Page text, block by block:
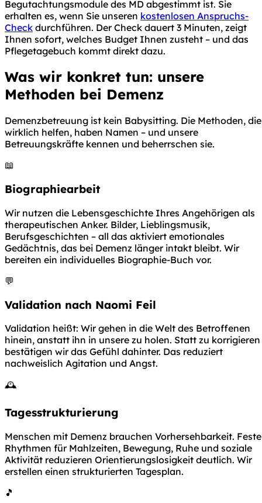
Begutachtungsmodule des MD abgestimmt ist. Sie
erhalten es, wenn Sie unseren kostenlosen Anspruchs-
Check durchführen. Der Check dauert 3 Minuten, zeigt
Ihnen sofort, welches Budget Ihnen zusteht – und das
Pflegetagebuch kommt direkt dazu.
Was wir konkret tun: unsere
Methoden bei Demenz
Demenzbetreuung ist kein Babysitting. Die Methoden, die
wirklich helfen, haben Namen – und unsere
Betreuungskräfte kennen und beherrschen sie.
📖
Biographiearbeit
Wir nutzen die Lebensgeschichte Ihres Angehörigen als
therapeutischen Anker. Bilder, Lieblingsmusik,
Berufsgeschichten – all das aktiviert emotionales
Gedächtnis, das bei Demenz länger intakt bleibt. Wir
bereiten ein individuelles Biographie-Buch vor.
💬
Validation nach Naomi Feil
Validation heißt: Wir gehen in die Welt des Betroffenen
hinein, anstatt ihn in unsere zu holen. Statt zu korrigieren
bestätigen wir das Gefühl dahinter. Das reduziert
nachweislich Agitation und Angst.
🕰️
Tagesstrukturierung
Menschen mit Demenz brauchen Vorhersehbarkeit. Feste
Rhythmen für Mahlzeiten, Bewegung, Ruhe und soziale
Aktivität reduzieren Orientierungslosigkeit deutlich. Wir
erstellen einen strukturierten Tagesplan.
🎵